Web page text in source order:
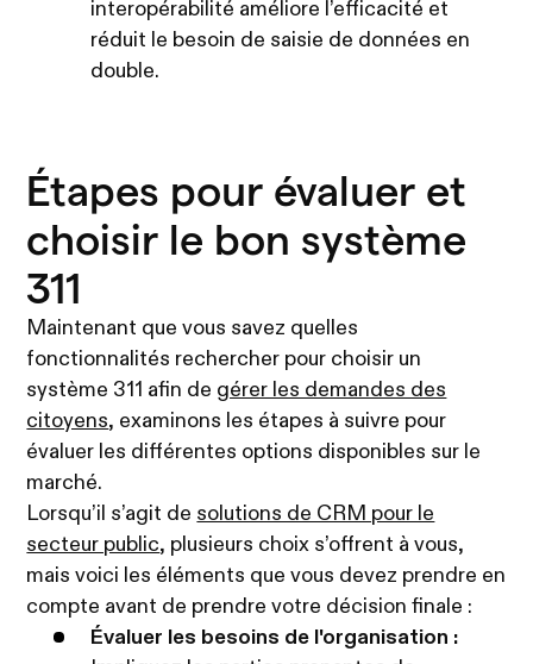
interopérabilité améliore l’efficacité et
réduit le besoin de saisie de données en
double.
Étapes pour évaluer et
choisir le bon système
311
Maintenant que vous savez quelles
fonctionnalités rechercher pour choisir un
système 311 afin de gérer les demandes des
citoyens, examinons les étapes à suivre pour
évaluer les différentes options disponibles sur le
marché.
Lorsqu’il s’agit de solutions de CRM pour le
secteur public, plusieurs choix s’offrent à vous,
mais voici les éléments que vous devez prendre en
compte avant de prendre votre décision finale :
Évaluer les besoins de l'organisation :